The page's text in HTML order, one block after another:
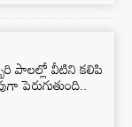
పాలల్లో వీటిని కలిపి
పెరుగుతుంది..